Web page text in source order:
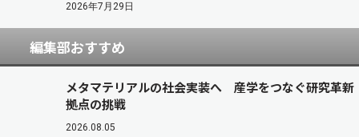
2026年7月29日
編集部おすすめ
メタマテリアルの社会実装へ 産学をつなぐ研究革新
拠点の挑戦
2026.08.05